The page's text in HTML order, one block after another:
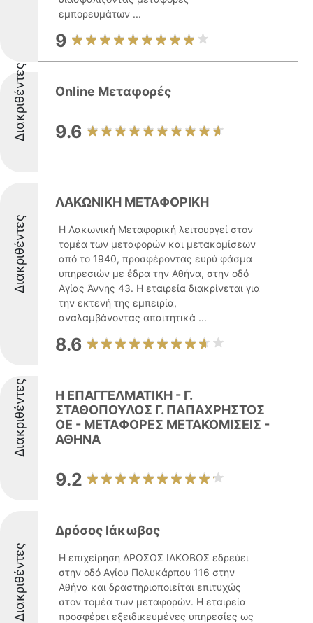
εμπορευμάτων ...
9
Διακριθέντες Online Μεταφορές
9.6
Διακριθέντες
ΛΑΚΩΝΙΚΗ ΜΕΤΑΦΟΡΙΚΗ
Η Λακωνική Μεταφορική λειτουργεί στον
τομέα των μεταφορών και μετακομίσεων
από το 1940, προσφέροντας ευρύ φάσμα
υπηρεσιών με έδρα την Αθήνα, στην οδό
Αγίας Άννης 43. Η εταιρεία διακρίνεται για
την εκτενή της εμπειρία,
αναλαμβάνοντας απαιτητικά ...
8.6
Διακριθέντες
H ΕΠΑΓΓΕΛΜΑΤΙΚΗ - Γ.
ΣΤΑΘΟΠΟΥΛΟΣ Γ. ΠΑΠΑΧΡΗΣΤΟΣ
ΟΕ - ΜΕΤΑΦΟΡΕΣ ΜΕΤΑΚΟΜΙΣΕΙΣ -
ΑΘΗΝΑ
9.2
Διακριθέντες
Δρόσος Ιάκωβος
Η επιχείρηση ΔΡΟΣΟΣ ΙΑΚΩΒΟΣ εδρεύει
στην οδό Αγίου Πολυκάρπου 116 στην
Αθήνα και δραστηριοποιείται επιτυχώς
στον τομέα των μεταφορών. Η εταιρεία
προσφέρει εξειδικευμένες υπηρεσίες ως